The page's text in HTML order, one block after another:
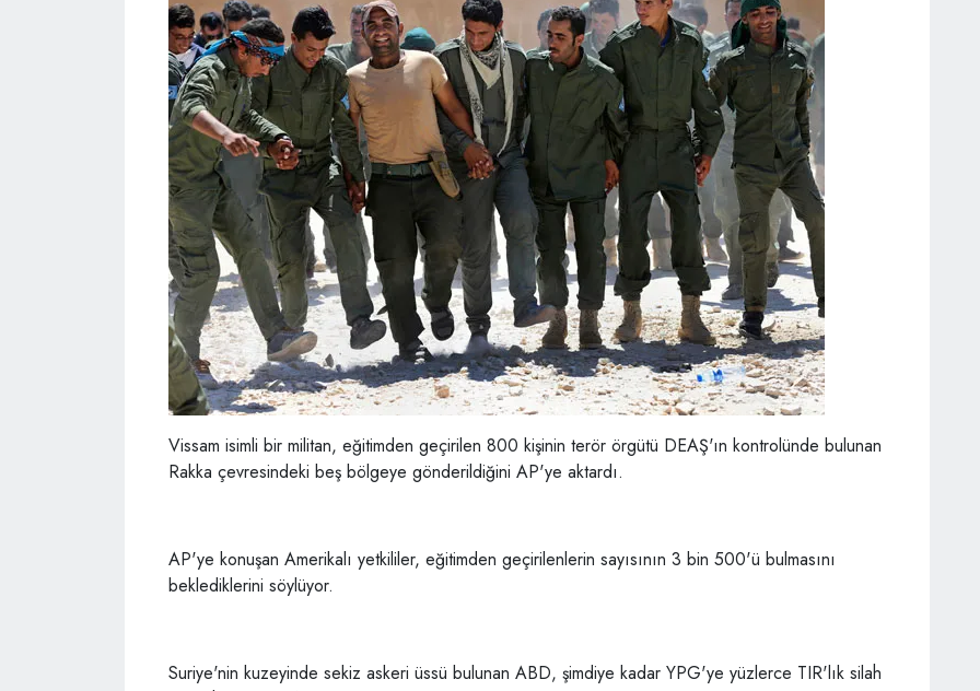
Vissam isimli bir militan, eğitimden geçirilen 800 kişinin terör örgütü DEAŞ'ın kontrolünde bulunan
Rakka çevresindeki beş bölgeye gönderildiğini AP'ye aktardı.
AP'ye konuşan Amerikalı yetkililer, eğitimden geçirilenlerin sayısının 3 bin 500'ü bulmasını
beklediklerini söylüyor.
Suriye'nin kuzeyinde sekiz askeri üssü bulunan ABD, şimdiye kadar YPG'ye yüzlerce TIR'lık silah